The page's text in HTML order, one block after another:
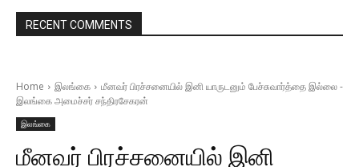
RECENT COMMENTS